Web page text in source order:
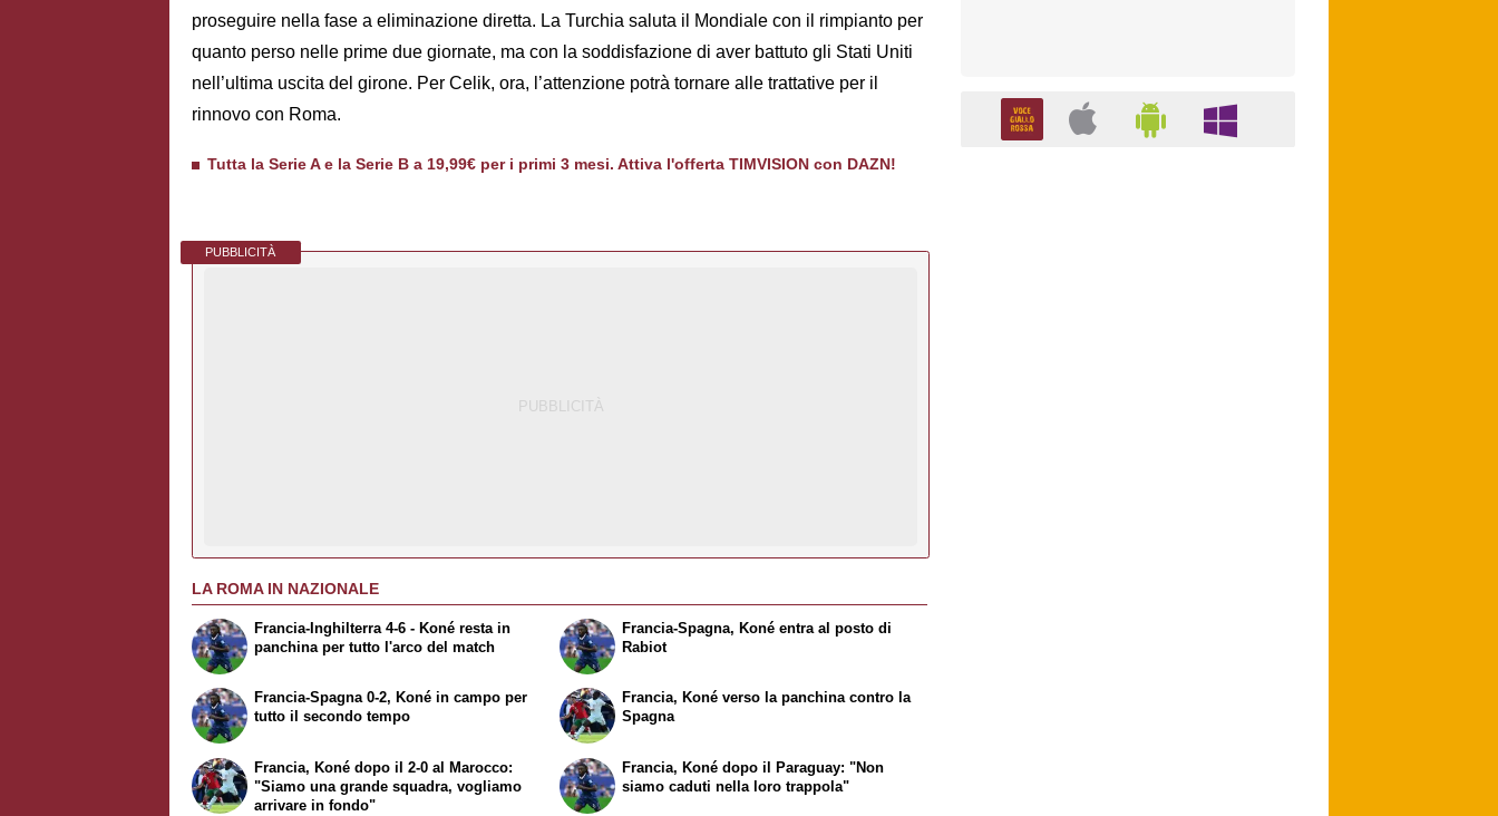
proseguire nella fase a eliminazione diretta. La Turchia saluta il Mondiale con il rimpianto per
quanto perso nelle prime due giornate, ma con la soddisfazione di aver battuto gli Stati Uniti
nell’ultima uscita del girone. Per Celik, ora, l’attenzione potrà tornare alle trattative per il
rinnovo con Roma.
Tutta la Serie A e la Serie B a 19,99€ per i primi 3 mesi. Attiva l'offerta TIMVISION con DAZN!
PUBBLICITÀ
LA ROMA IN NAZIONALE
Francia-Inghilterra 4-6 - Koné resta in
panchina per tutto l'arco del match
Francia-Spagna 0-2, Koné in campo per
tutto il secondo tempo
Francia-Spagna, Koné entra al posto di
Rabiot
Francia, Koné verso la panchina contro la
Spagna
Francia, Koné dopo il 2-0 al Marocco:
"Siamo una grande squadra, vogliamo
arrivare in fondo"
Francia, Koné dopo il Paraguay: "Non
siamo caduti nella loro trappola"